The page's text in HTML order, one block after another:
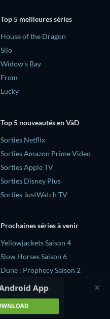
Top 5 meilleures séries
House of the Dragon
Silo
Widow’s Bay
From
Lucky
Top 5 nouveautés en VàD
Sorties Netflix
Sorties Amazon Prime Video
Sorties Apple TV
Sorties Disney Plus
Sorties JustWatch TV
Prochaines séries à venir
Yellowjackets Saison 4
Slow Horses Saison 6
Dune : Prophecy Saison 2
The Gentlemen Saison 2
Love Is Blind: UK Saison 3